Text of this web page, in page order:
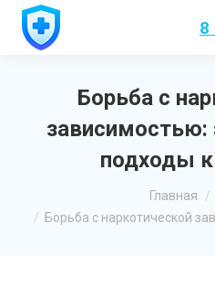
8
Борьба с
подходы
Главная
Борьба с наркотической